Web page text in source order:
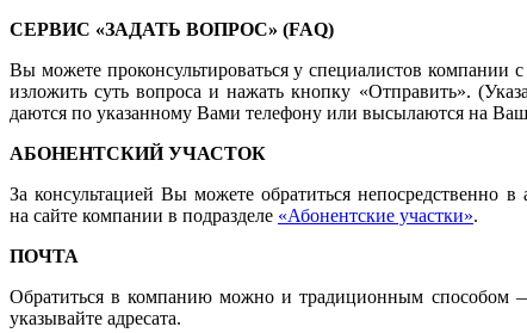
СЕРВИС «ЗАДАТЬ ВОПРОС» (FAQ)
Вы можете проконсультироваться у специалистов компании
изложить суть вопроса и нажать кнопку «Отправить».
даются по указанному Вами телефону или высылаются на
АБОНЕНТСКИЙ УЧАСТОК
За консультацией Вы можете обратиться непосредственно
на сайте компании в подразделе «Абонентские участки».
ПОЧТА
Обратиться в компанию можно и традиционным способом
указывайте адресата.